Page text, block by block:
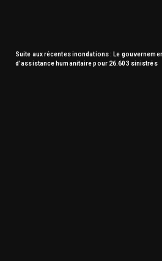
Suite aux récentes inondations : Le
d’assistance humanitaire pour 26.603 sinistrés